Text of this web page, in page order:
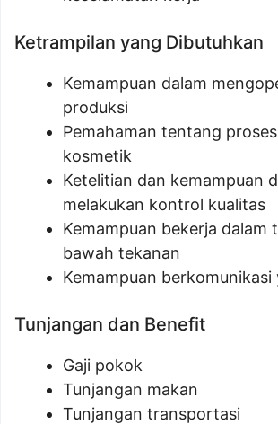
Ketrampilan yang Dibutuhkan
Kemampuan dalam
produksi
Pemahaman tentang
kosmetik
Ketelitian dan kemampuan
melakukan kontrol kualitas
Kemampuan bekerja dalam
bawah tekanan
Kemampuan berkomunikasi
Tunjangan dan Benefit
Gaji pokok
Tunjangan makan
Tunjangan transportasi